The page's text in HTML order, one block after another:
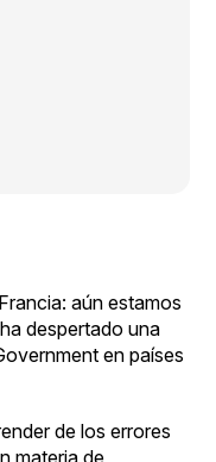
aún estamos
despertado una
en países
de los errores
materia de